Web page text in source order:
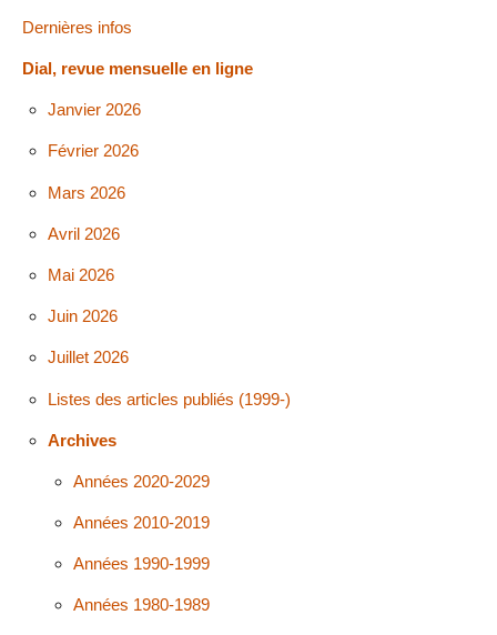
Dernières infos
Dial, revue mensuelle en ligne
Janvier 2026
Février 2026
Mars 2026
Avril 2026
Mai 2026
Juin 2026
Juillet 2026
Listes des articles publiés (1999-)
Archives
Années 2020-2029
Années 2010-2019
Années 1990-1999
Années 1980-1989